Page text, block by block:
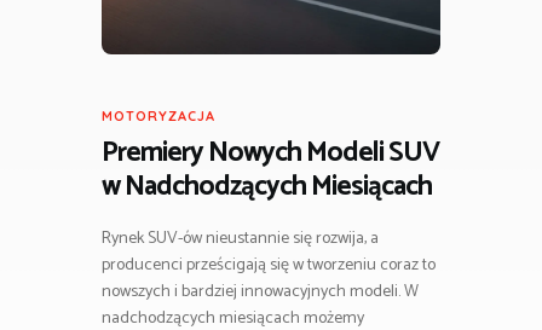
MOTORYZACJA
Premiery Nowych Modeli SUV
w Nadchodzących Miesiącach
Rynek SUV-ów nieustannie się rozwija, a
producenci prześcigają się w tworzeniu coraz to
nowszych i bardziej innowacyjnych modeli. W
nadchodzących miesiącach możemy